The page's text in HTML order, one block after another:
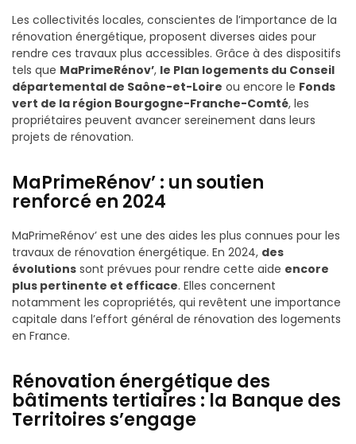
Les collectivités locales, conscientes de l’importance de la
rénovation énergétique, proposent diverses aides pour
rendre ces travaux plus accessibles. Grâce à des dispositifs
tels que MaPrimeRénov’, le Plan logements du Conseil
départemental de Saône-et-Loire ou encore le Fonds
vert de la région Bourgogne-Franche-Comté, les
propriétaires peuvent avancer sereinement dans leurs
projets de rénovation.
MaPrimeRénov’ : un soutien
renforcé en 2024
MaPrimeRénov’ est une des aides les plus connues pour les
travaux de rénovation énergétique. En 2024, des
évolutions sont prévues pour rendre cette aide encore
plus pertinente et efficace. Elles concernent
notamment les copropriétés, qui revêtent une importance
capitale dans l’effort général de rénovation des logements
en France.
Rénovation énergétique des
bâtiments tertiaires : la Banque des
Territoires s’engage